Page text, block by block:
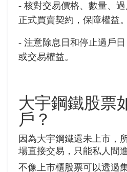
- 核對交易價格、數量、
正式買賣契約，保障權益。
- 注意除息日和停止過戶
或交易權益。
大宇鋼鐵股票
戶？
因為大宇鋼鐵還未上市，
場直接交易，只能私人間
不像上市櫃股票可以透過